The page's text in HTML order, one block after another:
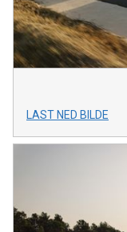
LAST NED BILDE